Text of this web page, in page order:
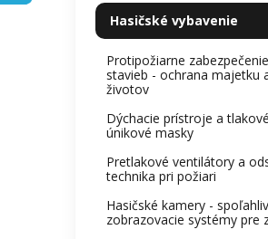
kategórie
Hasičské vybavenie
Protipožiarne zabezpečenie
stavieb - ochrana majetku
životov
Dýchacie prístroje a
únikové masky
Pretlakové ventilátory a
technika pri požiari
Hasičské kamery -
zobrazovacie systémy pre